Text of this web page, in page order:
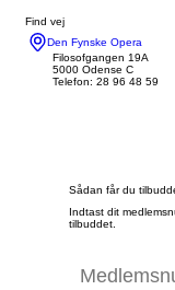
Find vej
Den Fynske Opera
Filosofgangen 19A
5000 Odense C
Telefon: 28 96 48 59
Sådan får du
Indtast dit
tilbuddet.